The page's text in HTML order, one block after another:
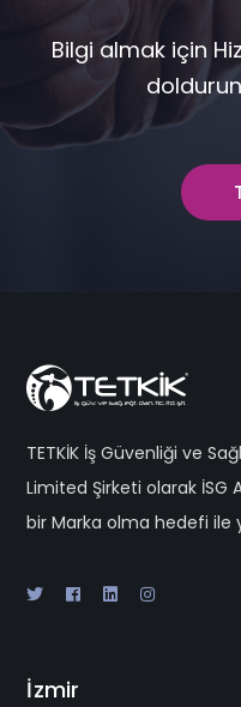
Bilgi almak için
TETKİK İş Güvenliği ve
Limited Şirketi olarak İSG
bir Marka olma hedefi
İzmir